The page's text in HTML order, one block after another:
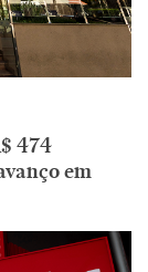
474
em